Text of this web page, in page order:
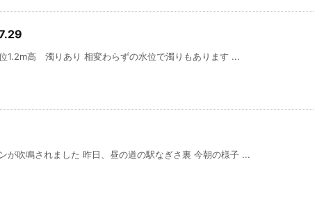
高 濁りあり 相変わらずの水位で濁りもあります ...
が吹鳴されました 昨日、昼の道の駅なぎさ裏 今朝の様子 ...